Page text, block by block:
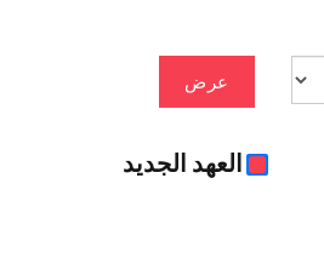
عرض
العهد الجديد